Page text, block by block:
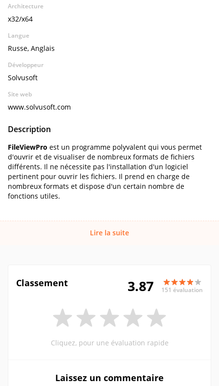
Architecture
x32/x64
Langue
Russe, Anglais
Développeur
Solvusoft
Site web
www.solvusoft.com
Description
FileViewPro est un programme polyvalent qui vous permet
d'ouvrir et de visualiser de nombreux formats de fichiers
différents. Il ne nécessite pas l'installation d'un logiciel
pertinent pour ouvrir les fichiers. Il prend en charge de
nombreux formats et dispose d'un certain nombre de
fonctions utiles.
Lire la suite
Classement 3.87 151 évaluation
Cliquez, pour une évaluation rapide
Laissez un commentaire